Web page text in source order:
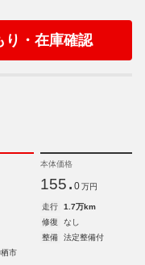
り・在庫確認
本体価格
155. 0 万円
走行
1.7万km
修復
なし
整備
法定整備付
市